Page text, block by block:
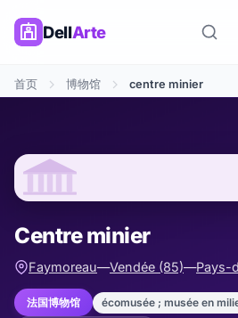
DellArte
首页 博物馆 centre minier
Centre minier
Faymoreau—Vendée (85)—Pays-
法国博物馆 écomusée ; musée en